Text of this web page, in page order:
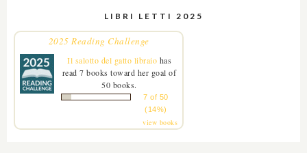
LIBRI LETTI 2025
2025 Reading Challenge
Il salotto del gatto libraio has
read 7 books toward her goal of
50 books.
7 of 50
(14%)
view books